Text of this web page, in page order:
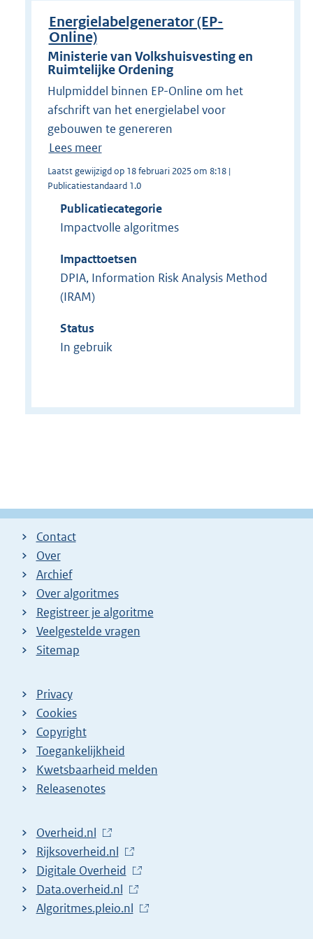
Energielabelgenerator (EP-
Online)
Ministerie van Volkshuisvesting en
Ruimtelijke Ordening
Hulpmiddel binnen EP-Online om het
afschrift van het energielabel voor
gebouwen te genereren
Lees meer
Laatst gewijzigd op 18 februari 2025 om 8:18 |
Publicatiestandaard 1.0
Publicatiecategorie
Impactvolle algoritmes
Impacttoetsen
DPIA, Information Risk Analysis Method
(IRAM)
Status
In gebruik
Contact
Over
Archief
Over algoritmes
Registreer je algoritme
Veelgestelde vragen
Sitemap
Privacy
Cookies
Copyright
Toegankelijkheid
Kwetsbaarheid melden
Releasenotes
L
i
n
k
n
Overheid.nl
L
i
n
k
Rijksoverheid.nl
L
i
n
Digitale Overheid
L
i
Data.overheid.nl
L
Algoritmes.pleio.nl